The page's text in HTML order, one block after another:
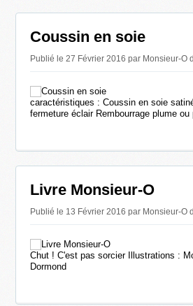
Coussin en soie
Publié le 27 Février 2016 par Monsieur-O
caractéristiques : Coussin en soie
fermeture éclair Rembourrage plume ou
Livre Monsieur-O
Publié le 13 Février 2016 par Monsieur-O
Chut ! C'est pas sorcier Illustrations :
Dormond